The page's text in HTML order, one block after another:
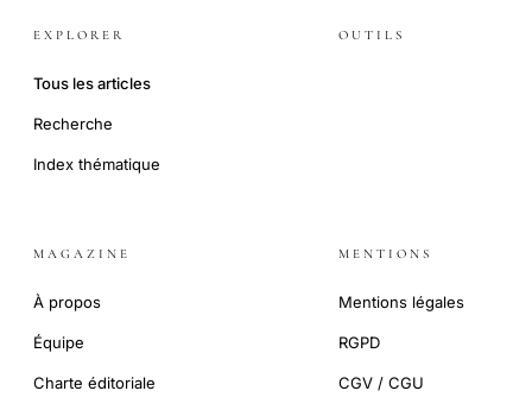
EXPLORER
Tous les articles
Recherche
Index thématique
OUTILS
MAGAZINE
À propos
Équipe
Charte éditoriale
MENTIONS
Mentions légales
RGPD
CGV / CGU